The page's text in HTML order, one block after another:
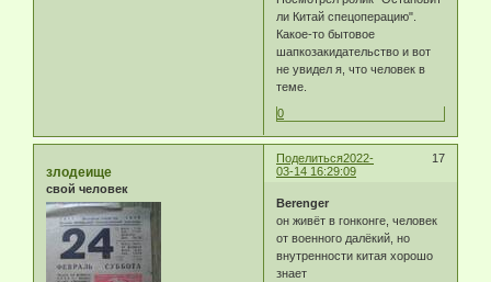
ли Китай спецоперацию".
Какое-то бытовое
шапкозакидательство и вот
не увидел я, что человек в
теме.
0
Поделиться 17
2022-
03-14 16:29:09
злодеище
свой человек
Berenger
он живёт в гонконге, человек
от военного далёкий, но
внутренности китая хорошо
знает